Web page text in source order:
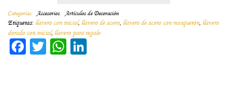
Categorías: Accesorios, Artículos de Decoración
Etiquetas: llavero con inicial, llavero de acero, llavero de acero con mosquetón, llavero
dorado con inicial, llavero para regalo
Facebook
TwitterWhatsApp